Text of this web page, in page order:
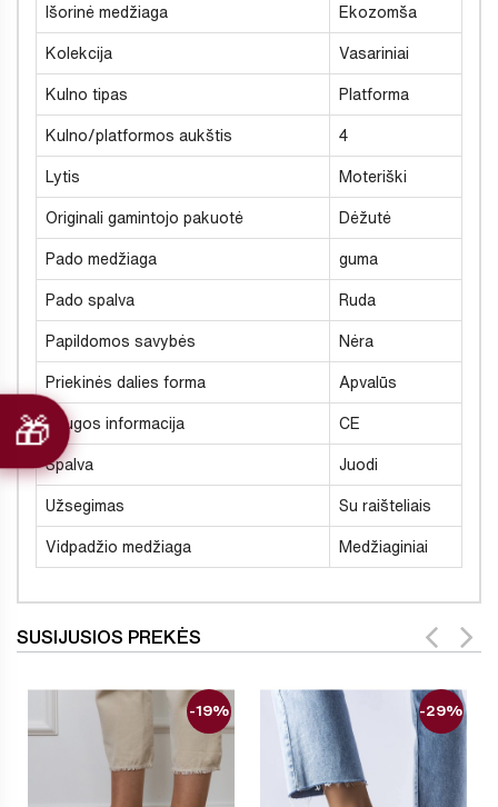
Išorinė medžiaga Ekozomša
Kolekcija Vasariniai
Kulno tipas Platforma
Kulno/platformos aukštis 4
Lytis Moteriški
Originali gamintojo pakuotė Dėžutė
Pado medžiaga guma
Pado spalva Ruda
Papildomos savybės Nėra
Priekinės dalies forma Apvalūs
Saugos informacija CE
Spalva Juodi
Užsegimas Su raišteliais
Vidpadžio medžiaga Medžiaginiai
SUSIJUSIOS PREKĖS
-19% -29%